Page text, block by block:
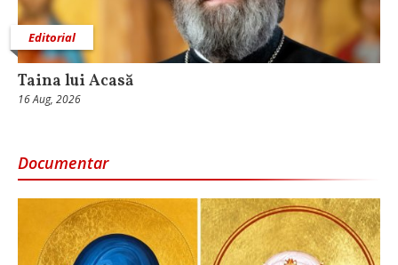
Editorial
Taina lui Acasă
16 Aug, 2026
Documentar